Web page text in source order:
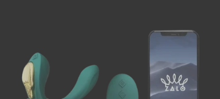
ДОДАТИ В
КОШИК